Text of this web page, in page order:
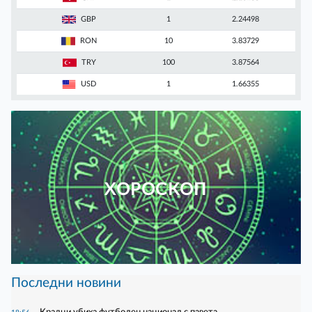
GBP 1 2.24498
RON 10 3.83729
TRY 100 3.87564
USD 1 1.66355
ХОРОСКОП
Последни новини